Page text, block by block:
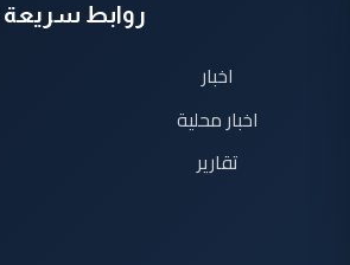
روابط سريعة
اخبار
اخبار محلية
تقارير